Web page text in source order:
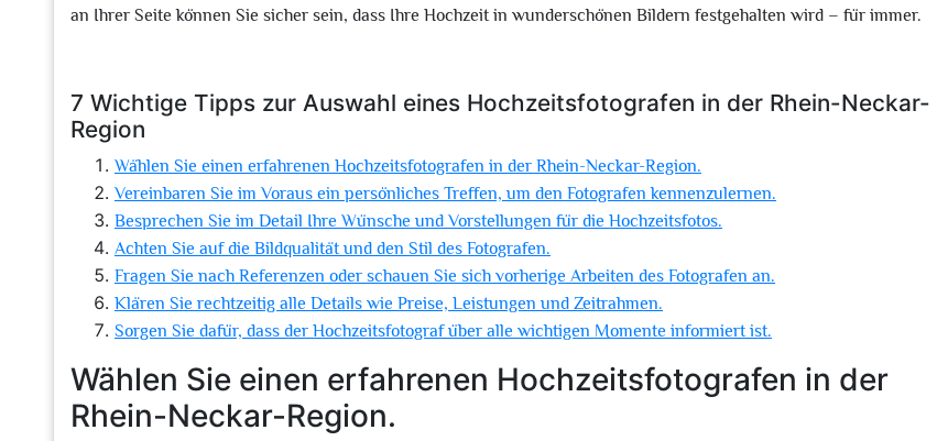
an Ihrer Seite können Sie sicher sein, dass Ihre Hochzeit in wunderschönen Bildern festgehalten wird – für immer.
7 Wichtige Tipps zur Auswahl eines Hochzeitsfotografen in der Rhein-Neckar-
Region
Wählen Sie einen erfahrenen Hochzeitsfotografen in der Rhein-Neckar-Region.
Vereinbaren Sie im Voraus ein persönliches Treffen, um den Fotografen kennenzulernen.
Besprechen Sie im Detail Ihre Wünsche und Vorstellungen für die Hochzeitsfotos.
Achten Sie auf die Bildqualität und den Stil des Fotografen.
Fragen Sie nach Referenzen oder schauen Sie sich vorherige Arbeiten des Fotografen an.
Klären Sie rechtzeitig alle Details wie Preise, Leistungen und Zeitrahmen.
Sorgen Sie dafür, dass der Hochzeitsfotograf über alle wichtigen Momente informiert ist.
Wählen Sie einen erfahrenen Hochzeitsfotografen in der
Rhein-Neckar-Region.